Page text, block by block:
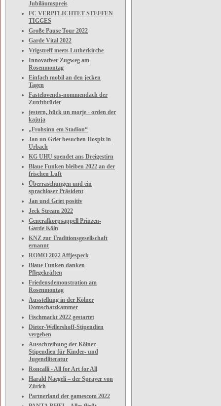
Jubiläumspreis
FC VERPFLICHTET STEFFEN
TIGGES
Große Pause Tour 2022
Garde Vital 2022
Vrigstreff meets Lutherkirche
Innovativer Zugweg am
Rosenmontag
Einfach mobil an den jecken
Tagen
Fastelovends-nommendach der
Zunftbrüder
jestern, hück un morje - orden der
kajuja
„Frohsinn em Stadion“
Jan un Griet besuchen Hospiz in
Urbach
KG UHU spendet ans Dreigestirn
Blaue Funken bleiben 2022 an der
frischen Luft
Überraschungen und ein
sprachloser Präsident
Jan und Griet positiv
Jeck Stream 2022
Generalkorpsappell Prinzen-
Garde Köln
KNZ zur Traditionsgesellschaft
ernannt
ROMO 2022 Affjespeck
Blaue Funken danken
Pflegekräften
Friedensdemonstration am
Rosenmontag
Ausstellung in der Kölner
Domschatzkammer
Fischmarkt 2022 gestartet
Dieter-Wellershoff-Stipendien
vergeben
Ausschreibung der Kölner
Stipendien für Kinder- und
Jugendliteratur
Roncalli - All for Art for All
Harald Naegeli – der Sprayer von
Zürich
Partnerland der gamescom 2022